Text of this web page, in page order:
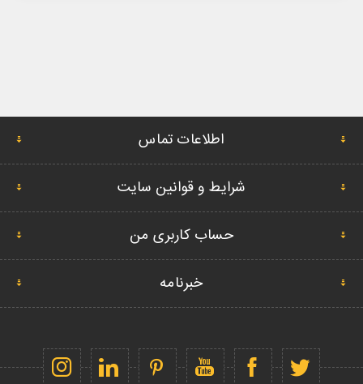
اطلاعات تماس
شرایط و قوانین سایت
حساب کاربری من
خبرنامه